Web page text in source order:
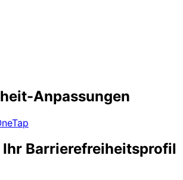
Anpassungen
Ihr Barrierefreiheitsprofil